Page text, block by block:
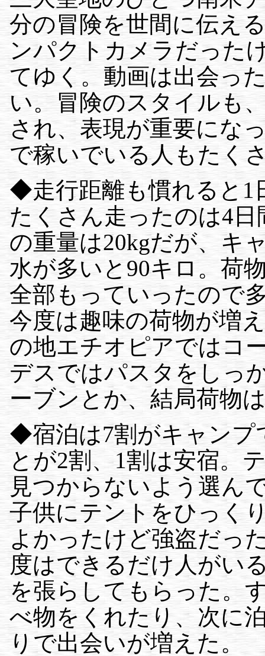
分の冒険を世間に伝え
ンパクトカメラだった
てゆく。動画は出会っ
い。冒険のスタイルも
され、表現が重要にな
で稼いでいる人もたく
◆走行距離も慣れると1
たくさん走ったのは4日
の重量は20kgだが、キ
水が多いと90キロ。荷
全部もっていったので
今度は趣味の荷物が増
の地エチオピアではコ
デスではパスタをしっ
ーブンとか、結局荷物
◆宿泊は7割がキャンプ
とが2割、1割は安宿。
見つからないよう選ん
子供にテントをひっく
よかったけど強盗だっ
度はできるだけ人がい
を張らしてもらった。
べ物をくれたり、次に
りで出会いが増えた。